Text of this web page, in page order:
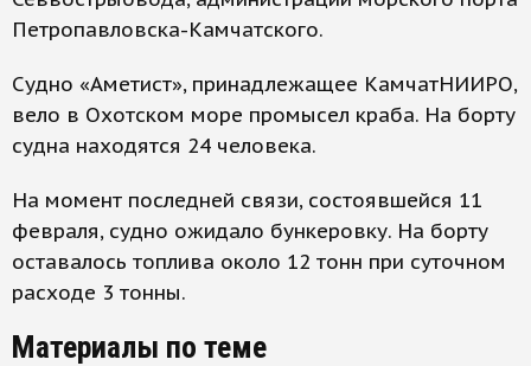
Петропавловска-Камчатского.
Судно «Аметист», принадлежащее КамчатНИИРО,
вело в Охотском море промысел краба. На борту
судна находятся 24 человека.
На момент последней связи, состоявшейся 11
февраля, судно ожидало бункеровку. На борту
оставалось топлива около 12 тонн при суточном
расходе 3 тонны.
Материалы по теме